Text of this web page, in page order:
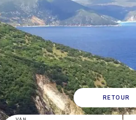
RETOUR